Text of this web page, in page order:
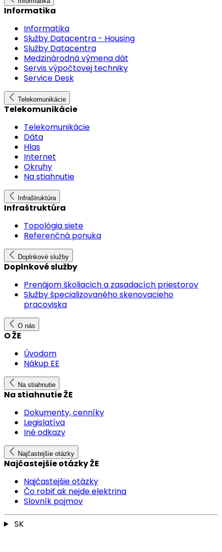
Informatika
Informatika
Služby Datacentra - Housing
Služby Datacentra
Medzinárodná výmena dát
Servis výpočtovej techniky
Service Desk
Telekomunikácie
Telekomunikácie
Telekomunikácie
Dáta
Hlas
Internet
Okruhy
Na stiahnutie
Infraštruktúra
Infraštruktúra
Topológia siete
Referenčná ponuka
Doplnkové služby
Doplnkové služby
Prenájom školiacich a zasadacích priestorov
Služby špecializovaného skenovacieho
pracoviska
O nás
O ŽE
Úvodom
Nákup EE
Na stiahnutie
Na stiahnutie ŽE
Dokumenty, cenníky
Legislatíva
Iné odkazy
Najčastejšie otázky
Najčastejšie otázky ŽE
Najčastejšie otázky
Čo robiť ak nejde elektrina
Slovník pojmov
SK